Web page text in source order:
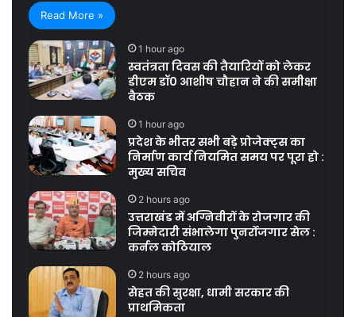
Read More »
1 hour ago
स्वतंत्रता दिवस की तैयारियों को लेकर
डीएम डॉ0 आशीष चौहान ने की समीक्षा
बैठक
1 hour ago
प्रदेश के भीतर सभी बड़े प्रोजेक्ट्स का
निर्माण कार्य नियमित समय पर पूरा हो :
मुख्य सचिव
2 hours ago
उत्तराखंड में अग्निवीरों के रोजगार की
जिम्मेदारी संभालेगा पुनर्रोजगार सेल :
कर्नल कोठियाल
2 hours ago
सेहत की सुरक्षा, धामी सरकार की
प्राथमिकता